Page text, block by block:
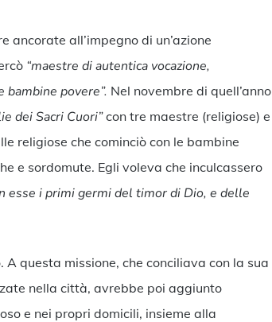
ancorate all’impegno di un’azione
“maestre di autentica vocazione,
bambine povere”. Nel novembre di quell’anno
dei Sacri Cuori”con tre maestre (religiose) e
religiose che cominciò con le bambine
e sordomute. Egli voleva che inculcassero
esse i primi germi del timor di Dio, e delle
questa missione, che conciliava con la sua
nella città, avrebbe poi aggiunto
e nei propri domicili, insieme alla